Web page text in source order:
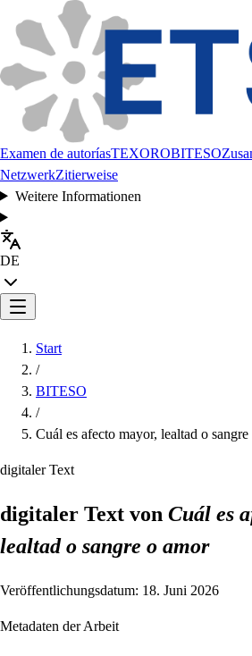
Examen de autoríasTEXOROBITESO
NetzwerkZitierweise
Weitere Informationen
DE
Start
/
BITESO
/
Cuál es afecto mayor, lealtad o
digitaler Text
digitaler Text von Cuál es
lealtad o sangre o amor
Veröffentlichungsdatum: 18. Juni 2026
Metadaten der Arbeit